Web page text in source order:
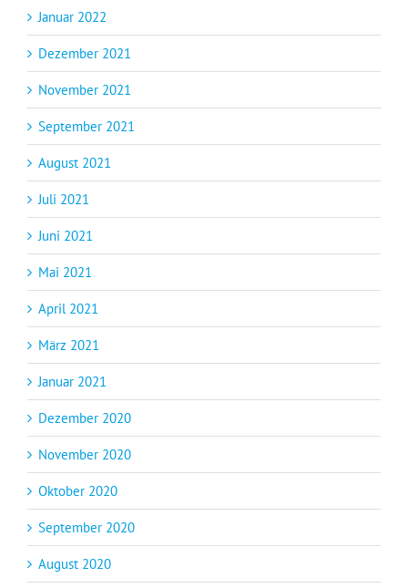
Januar 2022
Dezember 2021
November 2021
September 2021
August 2021
Juli 2021
Juni 2021
Mai 2021
April 2021
März 2021
Januar 2021
Dezember 2020
November 2020
Oktober 2020
September 2020
August 2020